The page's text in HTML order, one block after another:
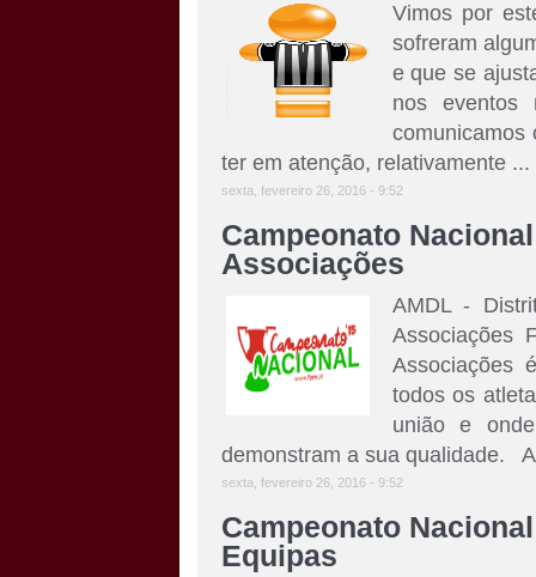
Vimos por
sofreram
e que se
nos
comunicamos
ter em atenção, relativamente ...
sexta, fevereiro 26, 2016 - 9:52
Campeonato
Associações
AMDL -
Associações
Associações
todos os
união e
demonstram a sua qualidade.
sexta, fevereiro 26, 2016 - 9:52
Campeonato
Equipas